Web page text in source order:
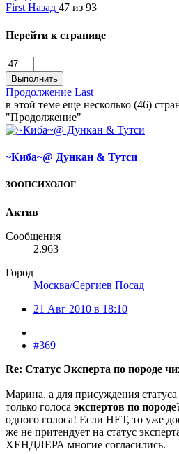
First Назад 47 из 93
Перейти к странице
Выполнить
Продолжение Last
в этой теме еще несколько (46)
"Продолжение"
~Киба~@ Дункан & Тутси
ЗООПСИХОЛОГ
Актив
Сообщения
2.963
Город
Москва/Сергиев Посад
21 Авг 2010 в 18:10
#369
Re: Статус Эксперта по породе
Марина, а для присуждения
только голоса экспертов по породе
одного голоса! Если НЕТ, то уже
же не притендует на статус
ХЕНДЛЕРА многие согласились.